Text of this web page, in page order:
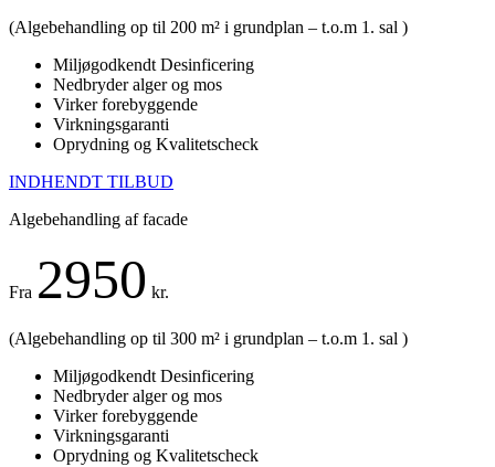
(Algebehandling op til 200 m² i grundplan – t.o.m 1. sal )
Miljøgodkendt Desinficering
Nedbryder alger og mos
Virker forebyggende
Virkningsgaranti
Oprydning og Kvalitetscheck
INDHENDT TILBUD
Algebehandling af facade
Fra 2950 kr.
(Algebehandling op til 300 m² i grundplan – t.o.m 1. sal )
Miljøgodkendt Desinficering
Nedbryder alger og mos
Virker forebyggende
Virkningsgaranti
Oprydning og Kvalitetscheck